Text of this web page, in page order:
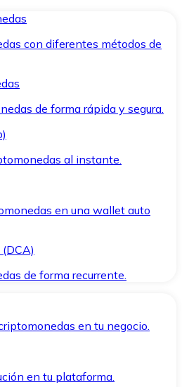
con diferentes métodos de
de forma rápida y segura.
al instante.
en una wallet auto
de forma recurrente.
en tu negocio.
en tu plataforma.